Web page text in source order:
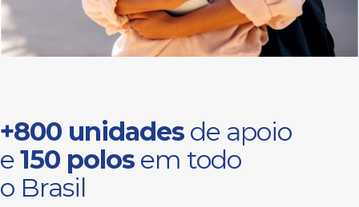
+800 unidades de apoio
e150 polos em todo
o Brasil